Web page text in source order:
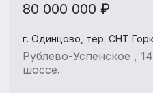
80 000 000 ₽
г. Одинцово, тер. СНТ
Рублево-Успенское ,
шоссе.